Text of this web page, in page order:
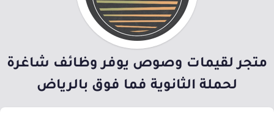
متجر لقيمات وصوص يوفر وظائف شاغرة
لحملة الثانوية فما فوق بالرياض